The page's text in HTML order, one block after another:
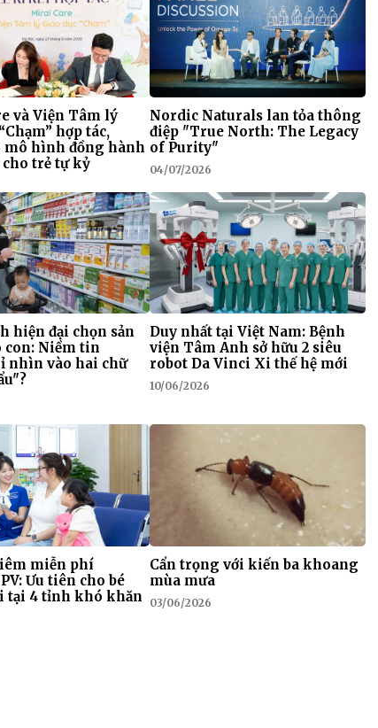
và Viện Tâm lý
hợp tác,
mô hình đồng hành
trẻ tự kỷ
Nordic Naturals lan tỏa thông
điệp "True North: The Legacy
of Purity"
04/07/2026
hiện đại chọn sản
con: Niềm tin
nhìn vào hai chữ
Duy nhất tại Việt Nam: Bệnh
viện Tâm Anh sở hữu 2 siêu
robot Da Vinci Xi thế hệ mới
10/06/2026
miễn phí
Ưu tiên cho bé
tại 4 tỉnh khó khăn
Cẩn trọng với kiến ba khoang
mùa mưa
03/06/2026